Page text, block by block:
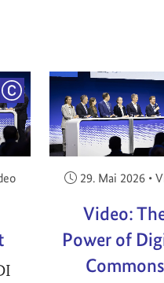
COPYRIGHT
Veröffentlicht
29. Mai 2026 •
Video:
Power of
Commons